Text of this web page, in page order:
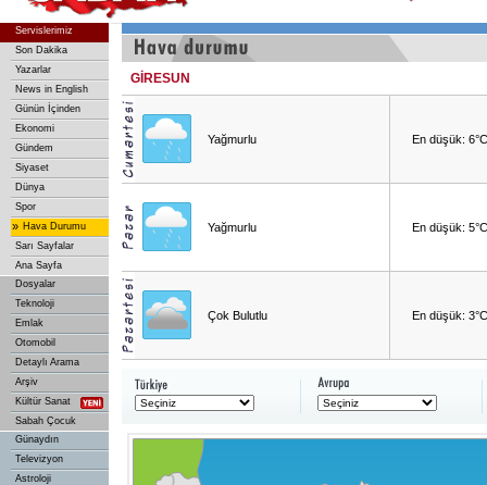
Servislerimiz
Son Dakika
Yazarlar
News in English
Günün İçinden
Ekonomi
Gündem
Siyaset
Dünya
Spor
» Hava Durumu
Sarı Sayfalar
Ana Sayfa
Dosyalar
Teknoloji
Emlak
Otomobil
Detaylı Arama
Arşiv
Kültür Sanat
Sabah Çocuk
Günaydın
Televizyon
Astroloji
GİRESUN
Yağmurlu En düşük: 6°C
Yağmurlu En düşük: 5°C
Çok Bulutlu En düşük: 3°C